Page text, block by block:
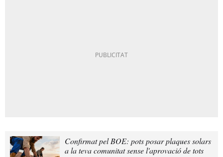
Confirmat pel BOE: pots posar plaques solars
a la teva comunitat sense l'aprovació de tots